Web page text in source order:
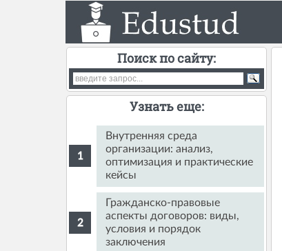
Поиск по сайту:
Узнать еще:
Внутренняя среда
организации: анализ,
оптимизация и практические
кейсы
Гражданско-правовые
аспекты договоров: виды,
условия и порядок
заключения